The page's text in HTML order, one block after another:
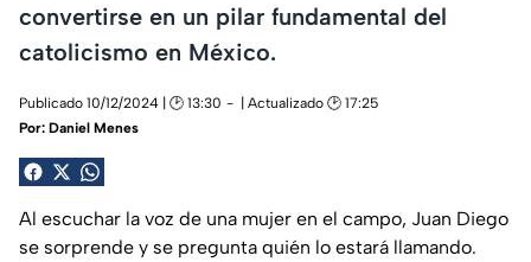
convertirse en un pilar fundamental del
catolicismo en México.
Publicado 10/12/2024 | 🕑 13:30
| Actualizado 🕑 17:25
Por: Daniel Menes
Al escuchar la voz de una mujer en el campo, Juan Diego
se sorprende y se pregunta quién lo estará llamando.